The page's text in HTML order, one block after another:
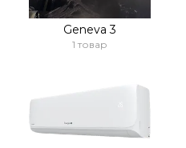
Geneva 3
1 товар